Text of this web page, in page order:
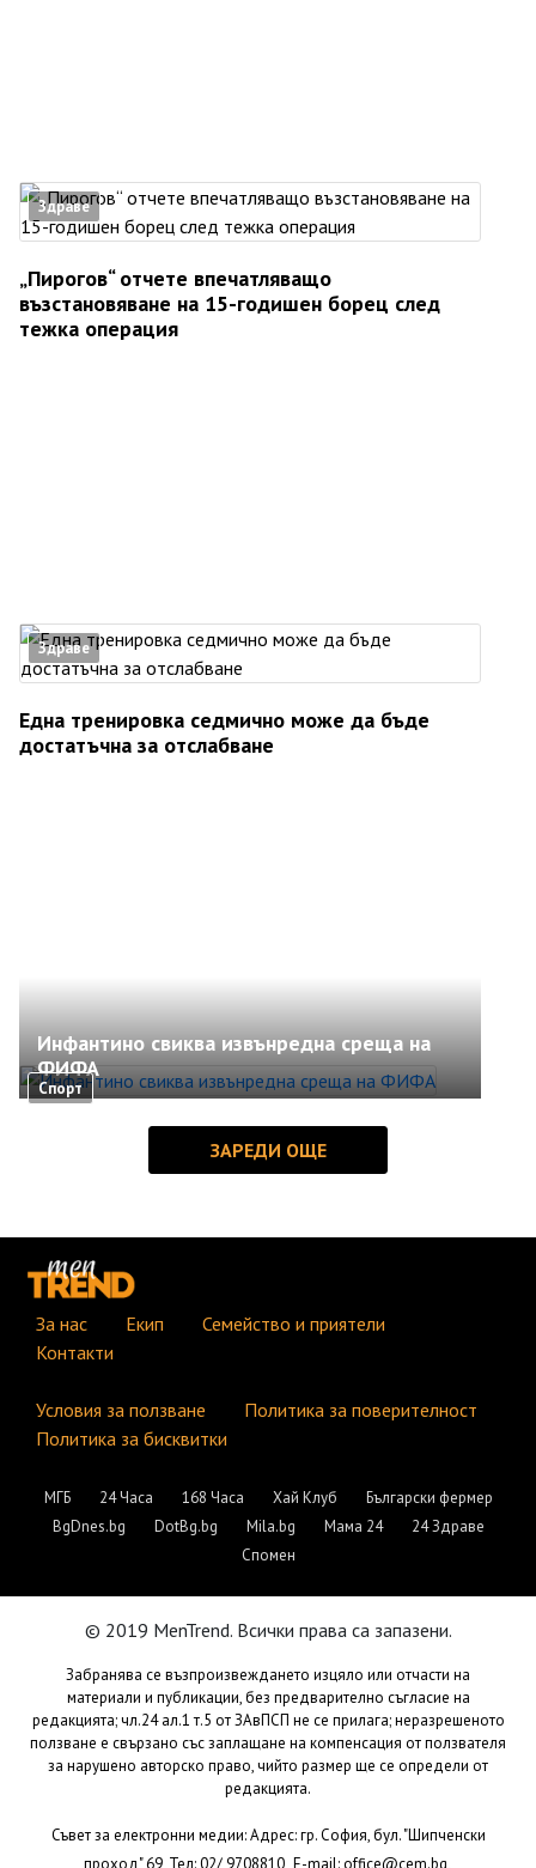
Здраве
„Пирогов“ отчете впечатляващо
възстановяване на 15-годишен борец след
тежка операция
Здраве
Една тренировка седмично може да бъде
достатъчна за отслабване
Спорт
Инфантино свиква извънредна среща на
ФИФА
За нас Екип
Семейство и приятели
Контакти
Условия за ползване
Политика за поверителност
Политика за бисквитки
МГБ 24 Часа 168 Часа Хай Клуб
Български фермер
BgDnes.bg
DotBg.bg Mila.bg Мама 24
24 Здраве
Спомен
© 2019 MenTrend. Всички права са запазени.
Забранява се възпроизвеждането изцяло или отчасти на
материали и публикации, без предварително съгласие на
редакцията; чл.24 ал.1 т.5 от ЗАвПСП не се прилага; неразрешеното
ползване е свързано със заплащане на компенсация от ползвателя
за нарушено авторско право, чийто размер ще се определи от
редакцията.
Съвет за електронни медии: Адрес: гр. София, бул. "Шипченски